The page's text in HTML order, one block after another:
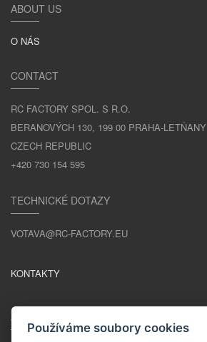
ABOUT US
O NÁS
CONTACT
RC FACTORY SPOL. S R.O.
BERANOVÝCH 130, 199 00 PRAHA-LETŇANY
CZECH REPUBLIC
+420 730 154 595
TECHNICKÉ DOTAZY
VOTAVA@RC-FACTORY.EU
KONTAKTY
ZŮSTAŇME V KONTAKTU
Používáme soubory cookies